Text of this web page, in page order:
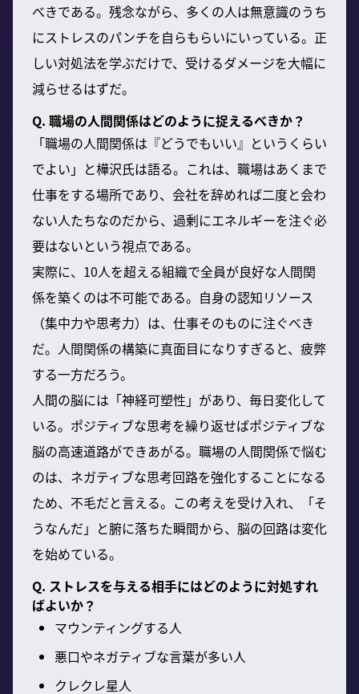
べきである。残念ながら、多くの人は無意識のうち
にストレスのパンチを自らもらいにいっている。正
しい対処法を学ぶだけで、受けるダメージを大幅に
減らせるはずだ。
Q. 職場の人間関係はどのように捉えるべきか？
「職場の人間関係は『どうでもいい』というくらい
でよい」と樺沢氏は語る。これは、職場はあくまで
仕事をする場所であり、会社を辞めれば二度と会わ
ない人たちなのだから、過剰にエネルギーを注ぐ必
要はないという視点である。
実際に、10人を超える組織で全員が良好な人間関
係を築くのは不可能である。自身の認知リソース
（集中力や思考力）は、仕事そのものに注ぐべき
だ。人間関係の構築に真面目になりすぎると、疲弊
する一方だろう。
人間の脳には「神経可塑性」があり、毎日変化して
いる。ポジティブな思考を繰り返せばポジティブな
脳の高速道路ができあがる。職場の人間関係で悩む
のは、ネガティブな思考回路を強化することになる
ため、不毛だと言える。この考えを受け入れ、「そ
うなんだ」と腑に落ちた瞬間から、脳の回路は変化
を始めている。
Q. ストレスを与える相手にはどのように対処すれ
ばよいか？
マウンティングする人
悪口やネガティブな言葉が多い人
クレクレ星人